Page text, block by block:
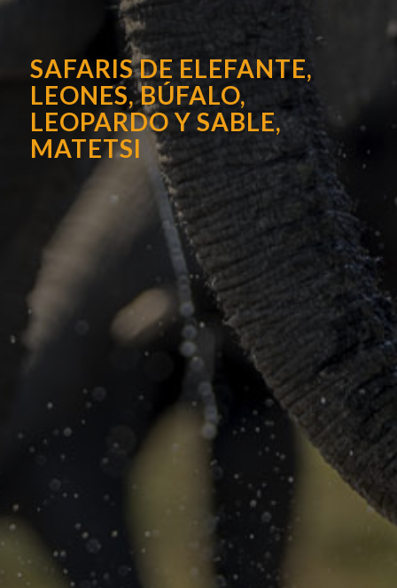
SAFARIS DE ELEFANTE,
LEONES, BÚFALO,
LEOPARDO Y SABLE,
MATETSI